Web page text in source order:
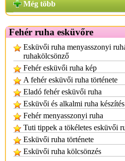
Még több
Fehér ruha esküvőre
Esküvői ruha menyasszonyi
ruhakölcsönző
Fehér esküvői ruha kép
A fehér esküvői ruha története
Eladó fehér esküvői ruha
Esküvői és alkalmi ruha készítés
Fehér menyasszonyi ruha
Tuti tippek a tökéletes esküvői
Esküvői ruha története
Esküvői ruha kölcsönzés